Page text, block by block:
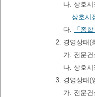
나. 상호
상호시
다.
「종
2. 경영상태(
가. 전문
나. 상호
3. 경영상태(
가. 전문